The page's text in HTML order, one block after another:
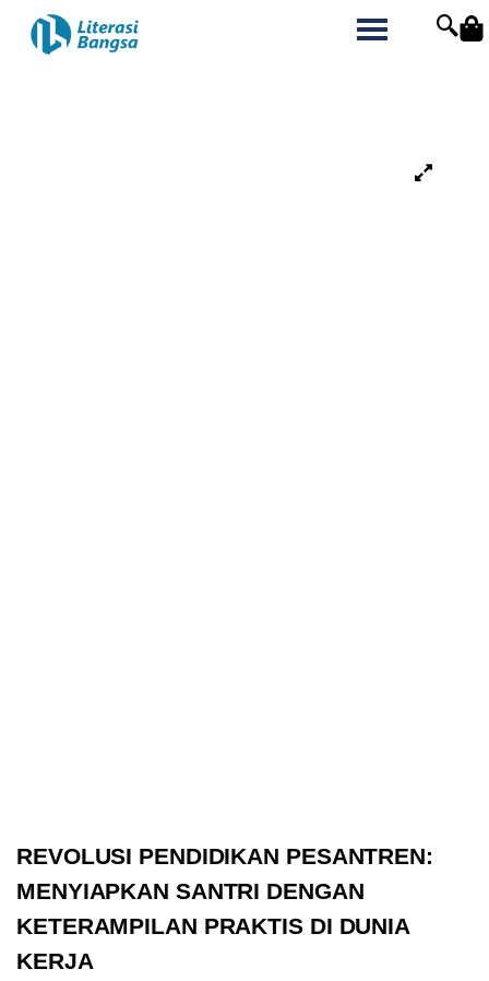
REVOLUSI PENDIDIKAN PESANTREN:
MENYIAPKAN SANTRI DENGAN
KETERAMPILAN PRAKTIS DI DUNIA
KERJA